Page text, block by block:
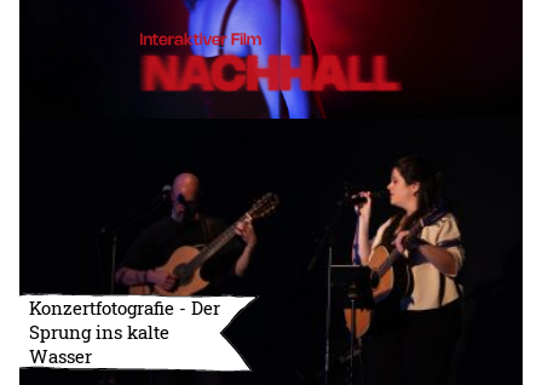
Konzertfotografie - Der
Sprung ins kalte
Wasser